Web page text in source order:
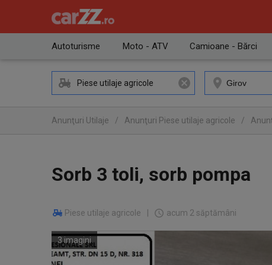
Autoturisme Moto - ATV Camioane - Bărci
Piese utilaje agricole
Anunţuri Utilaje / Anunţuri Piese utilaje agricole /
Sorb 3 toli, sorb pompa
Piese utilaje agricole
acum 2 săptămâni
3 imagini